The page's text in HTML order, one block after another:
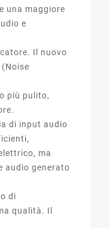
una maggiore
e
Il nuovo
più pulito,
di input audio
ma
audio generato
di
qualità. Il